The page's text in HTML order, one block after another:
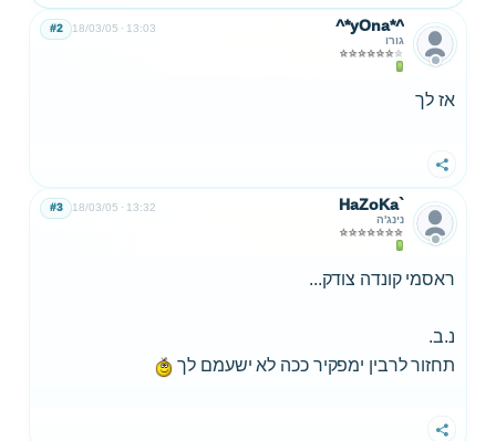
^*yOna*^
גורו
18/03/05 13:03
#2
אז לך
שתף
HaZoKa`
נינג'ה
18/03/05 13:32
#3
ראסמי קונדה צודק...
נ.ב.
תחזור לרבין ימפקיר ככה לא ישעמם לך
שתף